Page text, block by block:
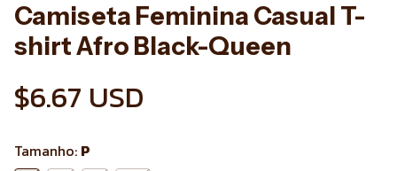
Camiseta Feminina Casual T-
shirt Afro Black-Queen
$6.67 USD
Tamanho: P